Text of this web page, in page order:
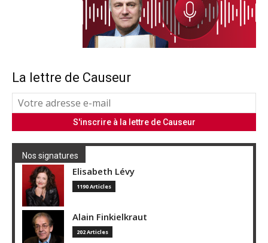
La lettre de Causeur
Nos signatures
Elisabeth Lévy
1190 Articles
Alain Finkielkraut
202 Articles